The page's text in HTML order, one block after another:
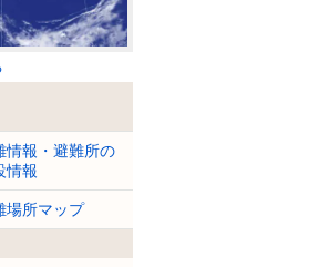
情報・避難所の
情報
場所マップ